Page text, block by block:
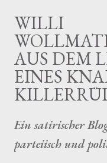
WILLI
AUS DEM
EINES
Ein satirischer
parteiisch und